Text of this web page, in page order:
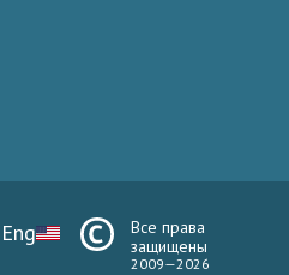
Eng
Все права
защищены
2009—2026